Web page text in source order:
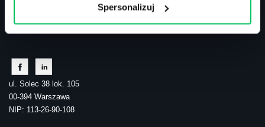
Spersonalizuj
tel.: 505 273 550
ul. Solec 38 lok. 105
00-394 Warszawa
NIP: 113-26-90-108